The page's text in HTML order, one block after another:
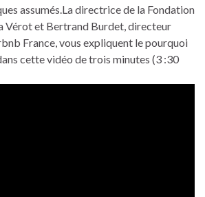
assumés.La directrice de la Fondation
Vérot et Bertrand Burdet, directeur
France, vous expliquent le pourquoi
cette vidéo de trois minutes (3 :30